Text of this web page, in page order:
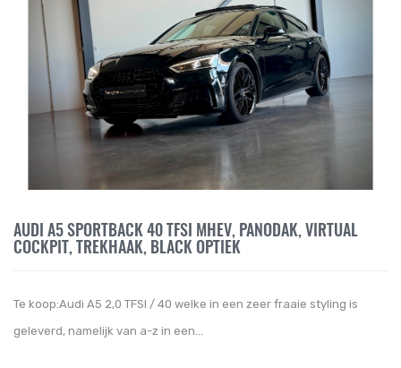
AUDI A5 SPORTBACK 40 TFSI MHEV, PANODAK, VIRTUAL
COCKPIT, TREKHAAK, BLACK OPTIEK
Te koop:Audi A5 2,0 TFSI / 40 welke in een zeer fraaie styling is
geleverd, namelijk van a-z in een...